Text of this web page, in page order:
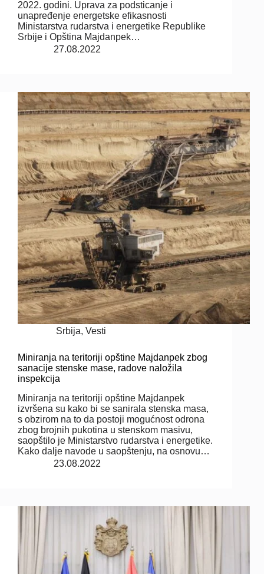
2022. godini. Uprava za podsticanje i
unapređenje energetske efikasnosti
Ministarstva rudarstva i energetike Republike
Srbije i Opština Majdanpek…
27.08.2022
Srbija,Vesti
Miniranja na teritoriji opštine Majdanpek zbog
sanacije stenske mase, radove naložila
inspekcija
Miniranja na teritoriji opštine Majdanpek
izvršena su kako bi se sanirala stenska masa,
s obzirom na to da postoji mogućnost odrona
zbog brojnih pukotina u stenskom masivu,
saopštilo je Ministarstvo rudarstva i energetike.
Kako dalje navode u saopštenju, na osnovu…
23.08.2022